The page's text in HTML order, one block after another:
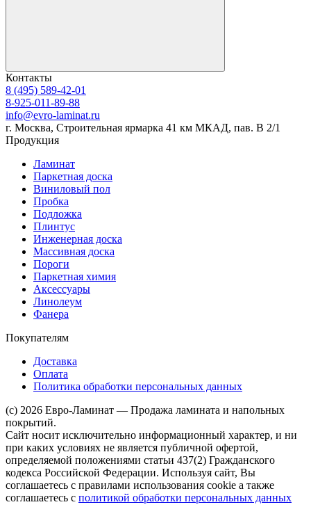
Контакты
8 (495) 589-42-01
8-925-011-89-88
info@evro-laminat.ru
г. Москва, Строительная ярмарка 41 км МКАД, пав. В 2/1
Продукция
Ламинат
Паркетная доска
Виниловый пол
Пробка
Подложка
Плинтус
Инженерная доска
Массивная доска
Пороги
Паркетная химия
Аксессуары
Линолеум
Фанера
Покупателям
Доставка
Оплата
Политика обработки персональных данных
(c) 2026 Евро-Ламинат — Продажа ламината и напольных
покрытий.
Сайт носит исключительно информационный характер, и ни
при каких условиях не является публичной офертой,
определяемой положениями статьи 437(2) Гражданского
кодекса Российской Федерации. Используя сайт, Вы
соглашаетесь с правилами использования cookie а также
соглашаетесь с политикой обработки персональных данных